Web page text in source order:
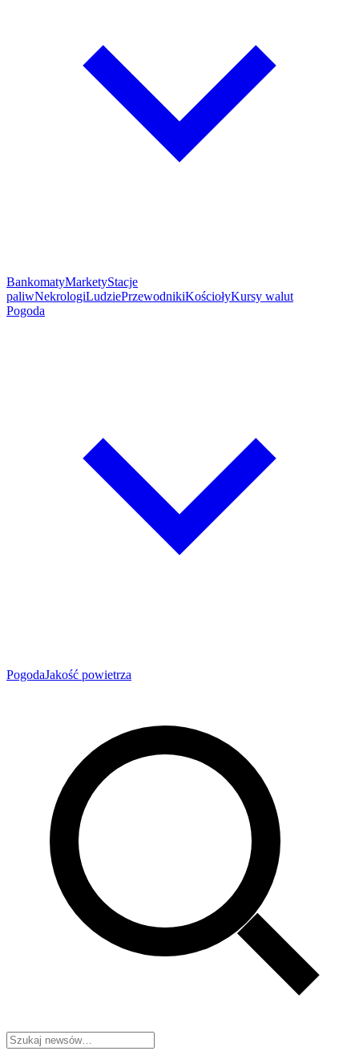
BankomatyMarketyStacje
paliwNekrologiLudziePrzewodnikiKościołyKursy walut
Pogoda
PogodaJakość powietrza